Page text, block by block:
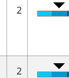
2
2